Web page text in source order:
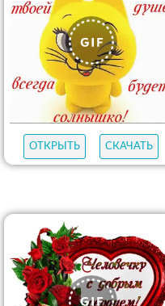
ОТКРЫТЬ СКАЧАТЬ